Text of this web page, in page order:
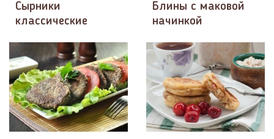
Сырники
классические
Блины с маковой
начинкой